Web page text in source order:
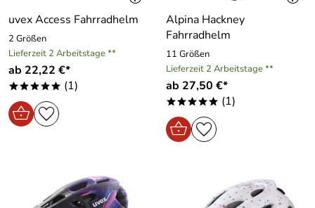
uvex Access Fahrradhelm
2 Größen
Lieferzeit 2 Arbeitstage **
ab 22,22 €*
***** (1)
Alpina Hackney
Fahrradhelm
11 Größen
Lieferzeit 2 Arbeitstage **
ab 27,50 €*
***** (1)